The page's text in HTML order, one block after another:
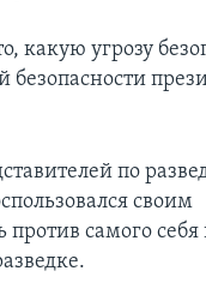
какую угрозу
безопасности
по
своим
самого себя